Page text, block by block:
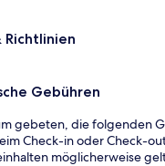
Richtlinien
Gebühren
gebeten, die folgenden
Check-in oder Check-
möglicherweise